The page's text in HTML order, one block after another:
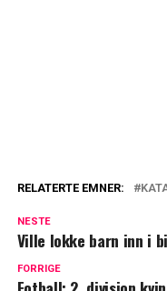
RELATERTE EMNER:
NESTE
Ville lokke barn inn i
FORRIGE